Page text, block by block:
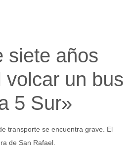
siete años
volcar un bus
5 Sur»
transporte se encuentra grave. El
de San Rafael.